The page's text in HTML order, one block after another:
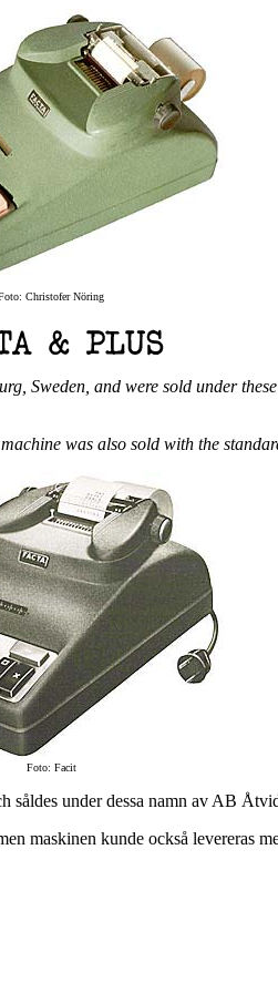
Christofer Nöring
Sweden, and were sold under
was also sold with the
Foto: Facit
såldes under dessa namn av AB
maskinen kunde också levereras